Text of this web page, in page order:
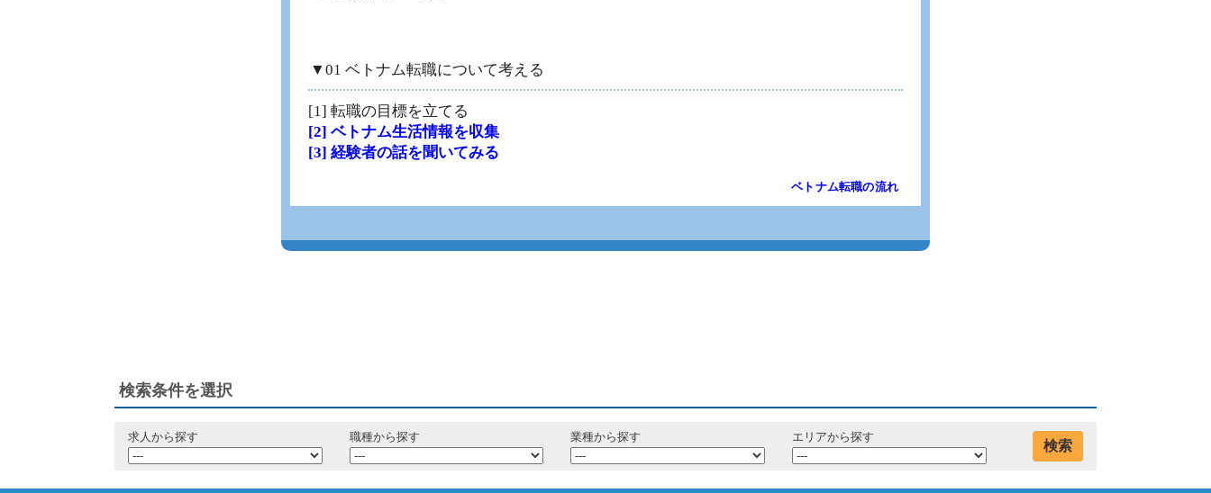
▼01 ベトナム転職について考える
[1] 転職の目標を立てる
[2] ベトナム生活情報を収集
[3] 経験者の話を聞いてみる
ベトナム転職の流れ
検索条件を選択
求人から探す 職種から探す 業種から探す エリアから探す
検索